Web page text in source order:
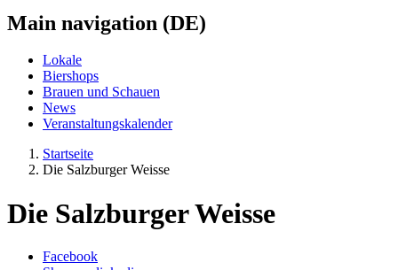
Main navigation (DE)
Lokale
Biershops
Brauen und Schauen
News
Veranstaltungskalender
Startseite
Die Salzburger Weisse
Die Salzburger Weisse
Facebook